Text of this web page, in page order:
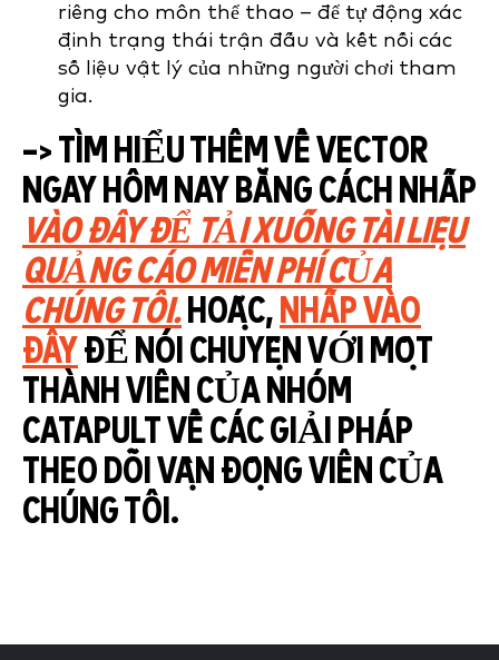
riêng cho môn thể thao – để tự động xác
định trạng thái trận đấu và kết nối các
số liệu vật lý của những người chơi tham
gia.
–> TÌM HIỂU THÊM VỀ VECTOR
NGAY HÔM NAY BẰNG CÁCH NHẤP
VÀO ĐÂY ĐỂ TẢI XUỐNG TÀI LIỆU
QUẢNG CÁO MIỄN PHÍ CỦA
CHÚNG TÔI. HOẶC, NHẤP VÀO
ĐÂY ĐỂ NÓI CHUYỆN VỚI MỘT
THÀNH VIÊN CỦA NHÓM
CATAPULT VỀ CÁC GIẢI PHÁP
THEO DÕI VẬN ĐỘNG VIÊN CỦA
CHÚNG TÔI.